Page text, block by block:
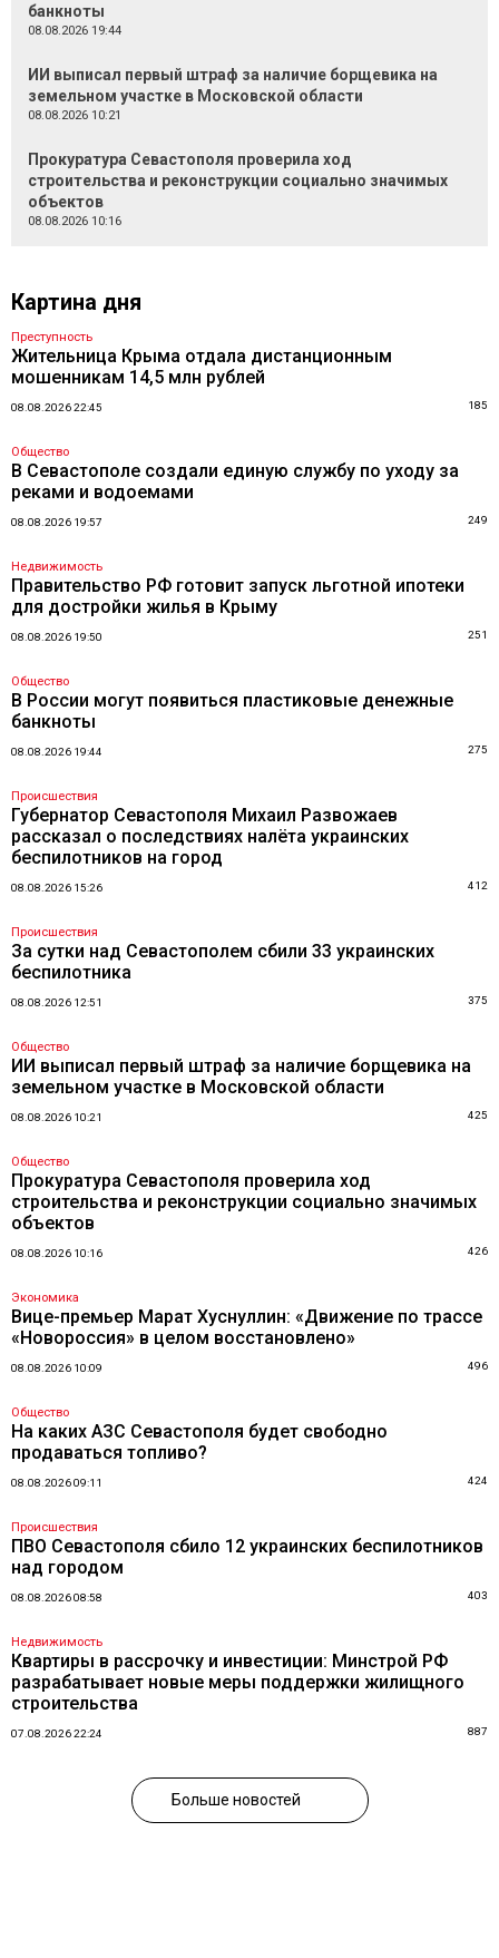
банкноты
08.08.2026 19:44
ИИ выписал первый штраф за наличие борщевика на
земельном участке в Московской области
08.08.2026 10:21
Прокуратура Севастополя проверила ход
строительства и реконструкции социально значимых
объектов
08.08.2026 10:16
Картина дня
Преступность
Жительница Крыма отдала дистанционным
мошенникам 14,5 млн рублей
08.08.2026 22:45 185
Общество
В Севастополе создали единую службу по уходу за
реками и водоемами
08.08.2026 19:57 249
Недвижимость
Правительство РФ готовит запуск льготной ипотеки
для достройки жилья в Крыму
08.08.2026 19:50 251
Общество
В России могут появиться пластиковые денежные
банкноты
08.08.2026 19:44 275
Происшествия
Губернатор Севастополя Михаил Развожаев
рассказал о последствиях налёта украинских
беспилотников на город
08.08.2026 15:26 412
Происшествия
За сутки над Севастополем сбили 33 украинских
беспилотника
08.08.2026 12:51 375
Общество
ИИ выписал первый штраф за наличие борщевика на
земельном участке в Московской области
08.08.2026 10:21 425
Общество
Прокуратура Севастополя проверила ход
строительства и реконструкции социально значимых
объектов
08.08.2026 10:16 426
Экономика
Вице-премьер Марат Хуснуллин: «Движение по трассе
«Новороссия» в целом восстановлено»
08.08.2026 10:09 496
Общество
На каких АЗС Севастополя будет свободно
продаваться топливо?
08.08.2026 09:11 424
Происшествия
ПВО Севастополя сбило 12 украинских беспилотников
над городом
08.08.2026 08:58 403
Недвижимость
Квартиры в рассрочку и инвестиции: Минстрой РФ
разрабатывает новые меры поддержки жилищного
строительства
07.08.2026 22:24 887
Больше новостей